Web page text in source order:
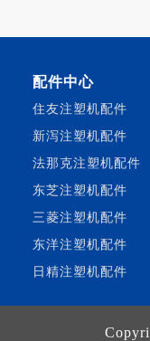
配件中心
住友注塑机配件
新泻注塑机配件
法那克注塑机配件
东芝注塑机配件
三菱注塑机配件
东洋注塑机配件
日精注塑机配件